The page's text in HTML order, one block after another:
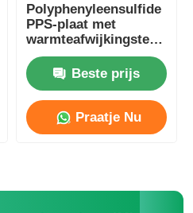
Polyphenyleensulfide
PPS-plaat met
en weerbestandheid
geschikt voor
engineering
Beste prijs
Praatje Nu